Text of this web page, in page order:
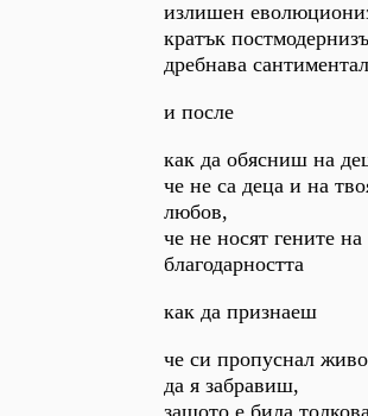
излишен
кратък
дребнава
и после
как да обясниш на
че не са деца и на
любов,
че не носят гените на
благодарността
как да признаеш
че си пропуснал
да я забравиш,
защото е била